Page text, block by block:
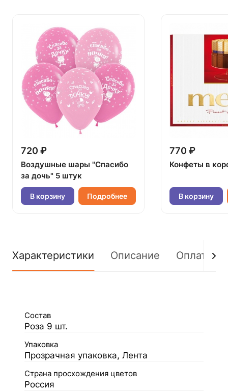
720 ₽
Воздушные шары "Спасибо
за дочь" 5 штук
В корзину Подробнее
770 ₽
Конфеты в
В корзину
Характеристики Описание Оплата
Состав
Роза 9 шт.
Упаковка
Прозрачная упаковка, Лента
Страна просхождения цветов
Россия